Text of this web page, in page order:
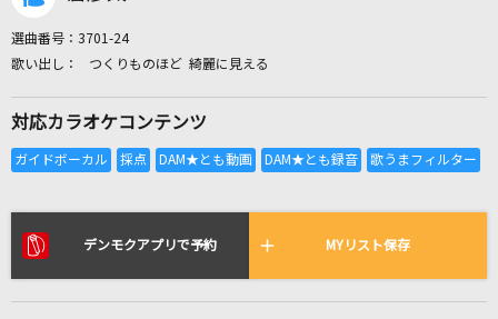
全国りれき
超ときめき宣伝部(ときめき宣伝部)
選曲番号： 3701-24
つくりものほど 綺麗に見える
対応カラオケコンテンツ
デンモクアプリで予約 MYリスト保存